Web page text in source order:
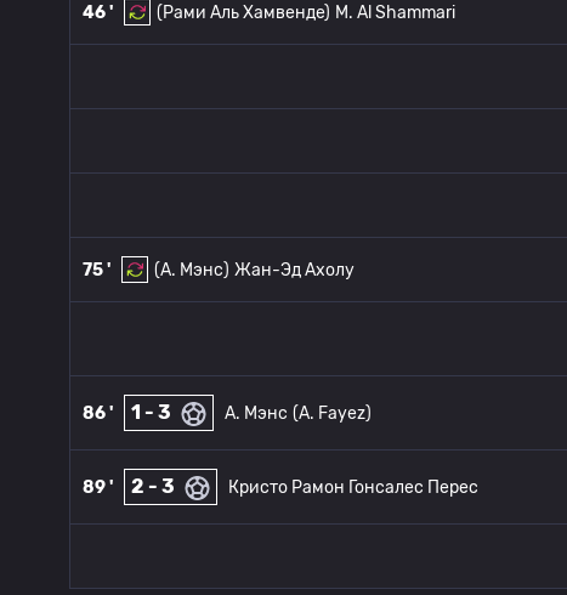
46 ' (Рами Аль Хамвенде) M. Al Shammari
75 ' (A. Мэнс) Жан-Эд Ахолу
86 ' 1 - 3 A. Мэнс (A. Fayez)
89 ' 2 - 3 Кристо Рамон Гонсалес Перес